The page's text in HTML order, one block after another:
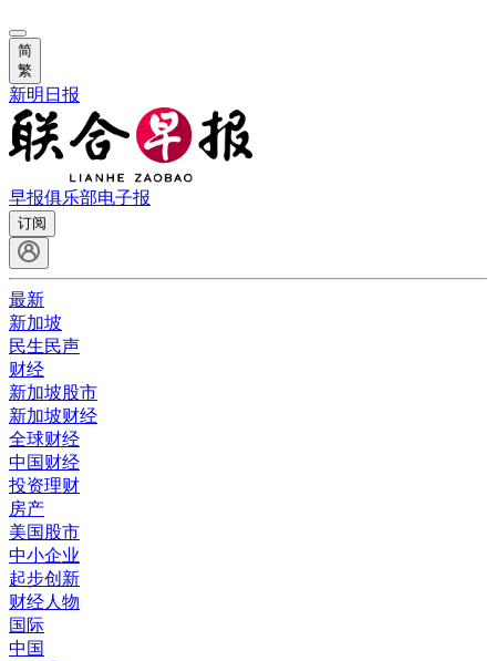
简
繁
新明日报
早报俱乐部电子报
订阅
最新
新加坡
民生民声
财经
新加坡股市
新加坡财经
全球财经
中国财经
投资理财
房产
美国股市
中小企业
起步创新
财经人物
国际
中国